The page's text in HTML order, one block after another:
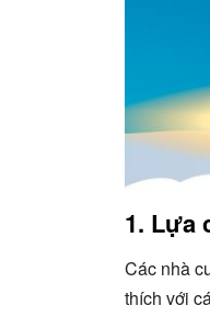
1. Lựa
Các nhà
thích với